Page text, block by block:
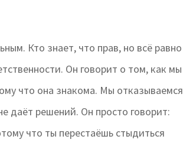
Кто знает, что прав, но всё равно
Он говорит о том, как мы
что она знакома. Мы отказываемся
даёт решений. Он просто говорит:
что ты перестаёшь стыдиться